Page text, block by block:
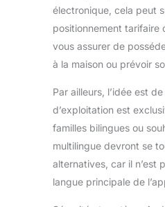
électronique, cela peut
positionnement tarifaire
vous assurer de
à la maison ou prévoir
Par ailleurs, l’idée est
d’exploitation est
familles bilingues ou
multilingue devront se
alternatives, car il n’est
langue principale de